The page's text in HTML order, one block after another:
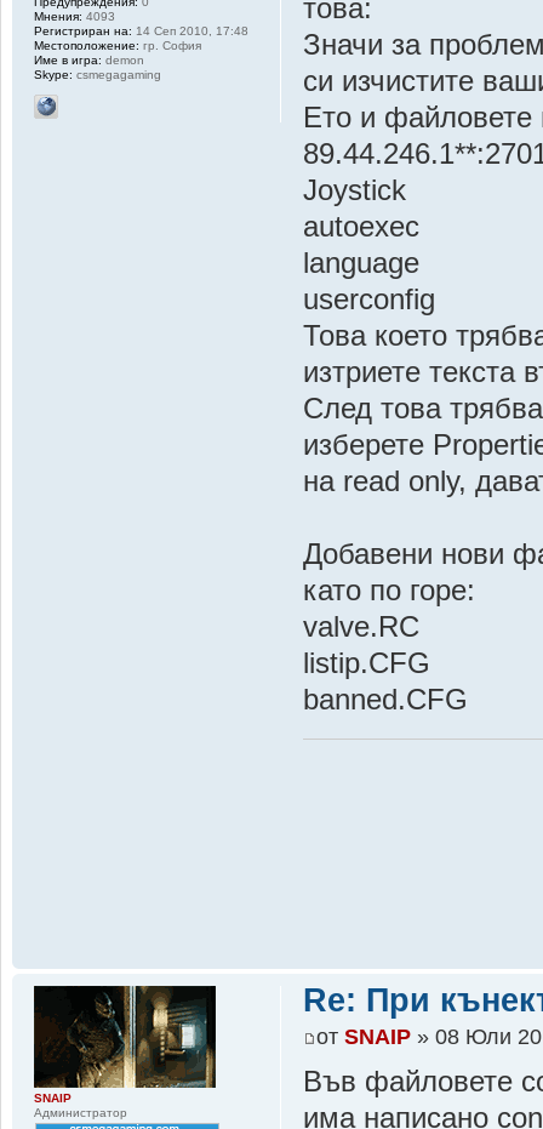
това:
Значи за
си изчистите
Ето и файловете
Joystick
autoexec
language
userconfig
Това което
изтриете текста
След това
изберете
на read only,
Добавени нови
като по горе:
valve.RC
listip.CFG
banned.CFG
Мнения: 4093
Регистриран на: 14 Сеп 2010, 17:48
Местоположение: гр. София
Име в игра: demon
Skype: csmegagaming
Re: При
отSNAIP » 08 Юли
Във файловете
има написано
SNAIP
Администратор